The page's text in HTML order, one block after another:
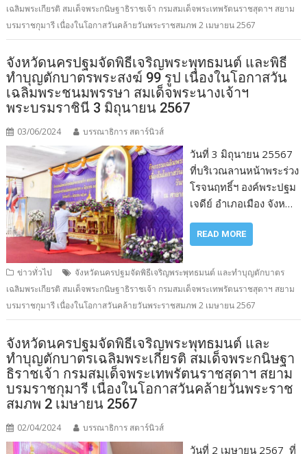
เฉลิมพระเกียรติ สมเด็จพระกนิษฐาธิราชเจ้า กรมสมเด็จพระเทพรัตนราชสุดาฯ สยาม
บรมราชกุมารี เนื่องในโอกาสวันคล้ายวันพระราชสมภพ 2 เมษายน 2567
จังหวัดนครปฐมจัดพิธีเจริญพระพุทธมนต์ และพิธี
ทำบุญตักบาตรพระสงฆ์ 99 รูป เนื่องในโอกาสวัน
เฉลิมพระชนมพรรษา สมเด็จพระนางเจ้าฯ
พระบรมราชินี 3 มิถุนายน 2567
03/06/2024 บรรณาธิการ สตาร์นิวส์
วันที่ 3 มิถุนายน 25567
ที่บริเวณลานหน้าพระร่วง
โรจนฤทธิ์ฯ องค์พระปฐม
เจดีย์ อำเภอเมือง จังห…
READ MORE
ข่าวทั่วไป
จังหวัดนครปฐมจัดพิธีเจริญพระพุทธมนต์ และทำบุญตักบาตร
เฉลิมพระเกียรติ สมเด็จพระกนิษฐาธิราชเจ้า กรมสมเด็จพระเทพรัตนราชสุดาฯ สยาม
บรมราชกุมารี เนื่องในโอกาสวันคล้ายวันพระราชสมภพ 2 เมษายน 2567
จังหวัดนครปฐมจัดพิธีเจริญพระพุทธมนต์ และ
ทำบุญตักบาตรเฉลิมพระเกียรติ สมเด็จพระกนิษฐา
ธิราชเจ้า กรมสมเด็จพระเทพรัตนราชสุดาฯ สยาม
บรมราชกุมารี เนื่องในโอกาสวันคล้ายวันพระราช
สมภพ 2 เมษายน 2567
02/04/2024 บรรณาธิการ สตาร์นิวส์
วันที่ 2 เมษายน 2567 ที่